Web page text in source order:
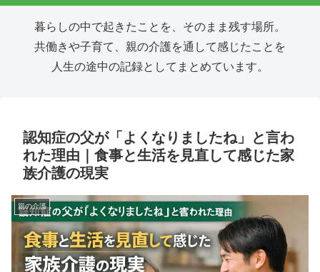
暮らしの中で起きたことを、そのまま残す場所。
共働きや子育て、親の介護を通して感じたことを
人生の途中の記録としてまとめています。
認知症の父が「よくなりましたね」と言わ
れた理由｜食事と生活を見直して感じた家
族介護の現実
親の介護